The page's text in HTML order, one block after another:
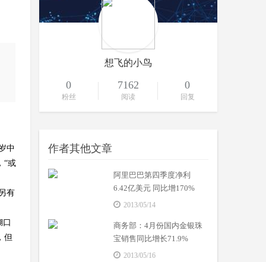
中
“或
有
但
想飞的小鸟
0
粉丝
7162
阅读
0
回复
作者其他文章
阿里巴巴第四季度净利
6.42亿美元 同比增170%
2013/05/14
商务部：4月份国内金银珠
宝销售同比增长71.9%
2013/05/16